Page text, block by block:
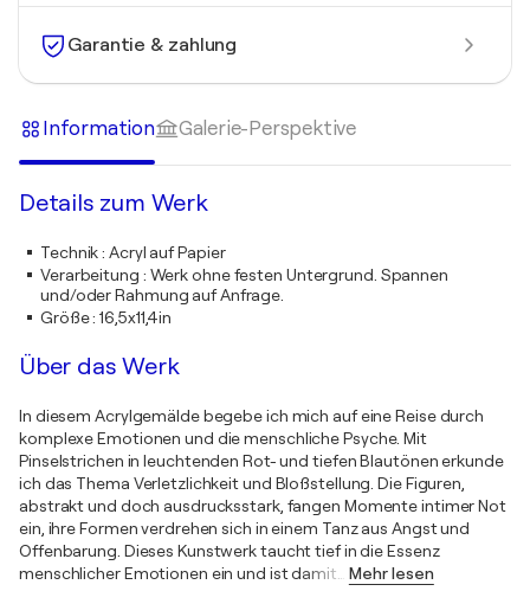
Garantie & zahlung
Information Galerie-Perspektive
Details zum Werk
Technik:Acryl auf Papier
Verarbeitung : Werk ohne festen Untergrund. Spannen
und/oder Rahmung auf Anfrage.
Größe:16,5x11,4in
Über das Werk
In diesem Acrylgemälde begebe ich mich auf eine Reise durch
komplexe Emotionen und die menschliche Psyche. Mit
Pinselstrichen in leuchtenden Rot- und tiefen Blautönen erkunde
ich das Thema Verletzlichkeit und Bloßstellung. Die Figuren,
abstrakt und doch ausdrucksstark, fangen Momente intimer Not
ein, ihre Formen verdrehen sich in einem Tanz aus Angst und
Offenbarung. Dieses Kunstwerk taucht tief in die Essenz
menschlicher Emotionen ein und ist damit
Mehr lesen